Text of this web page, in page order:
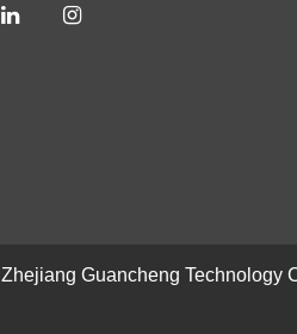
Zhejiang Guancheng Technology